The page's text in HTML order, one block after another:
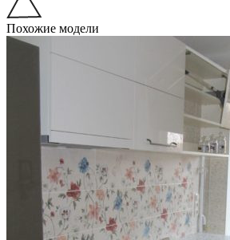
Похожие модели